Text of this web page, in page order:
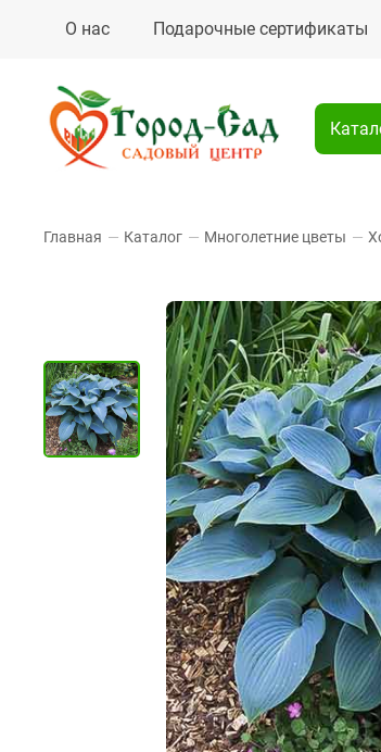
О нас Подарочные сертификаты
Главная — Каталог — Многолетние цветы —